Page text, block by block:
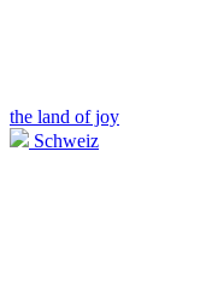
the land of joy
Schweiz